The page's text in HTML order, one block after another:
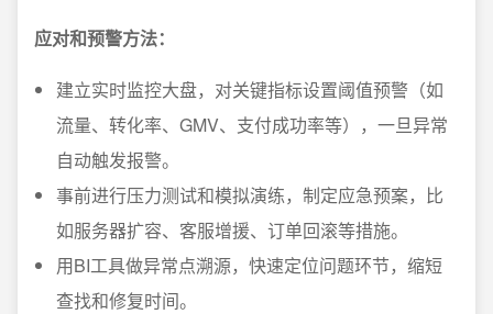
应对和预警方法：
建立实时监控大盘，对关键指标设置阈值预警（如
流量、转化率、GMV、支付成功率等），一旦异常
自动触发报警。
事前进行压力测试和模拟演练，制定应急预案，比
如服务器扩容、客服增援、订单回滚等措施。
用BI工具做异常点溯源，快速定位问题环节，缩短
查找和修复时间。